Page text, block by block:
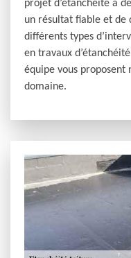
projet d’étanchéité à
un résultat fiable et de
différents types
en travaux
équipe vous proposent
domaine.